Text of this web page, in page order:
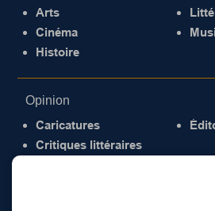
Arts
Cinéma
Histoire
Opinion
Caricatures
Critiques littéraires